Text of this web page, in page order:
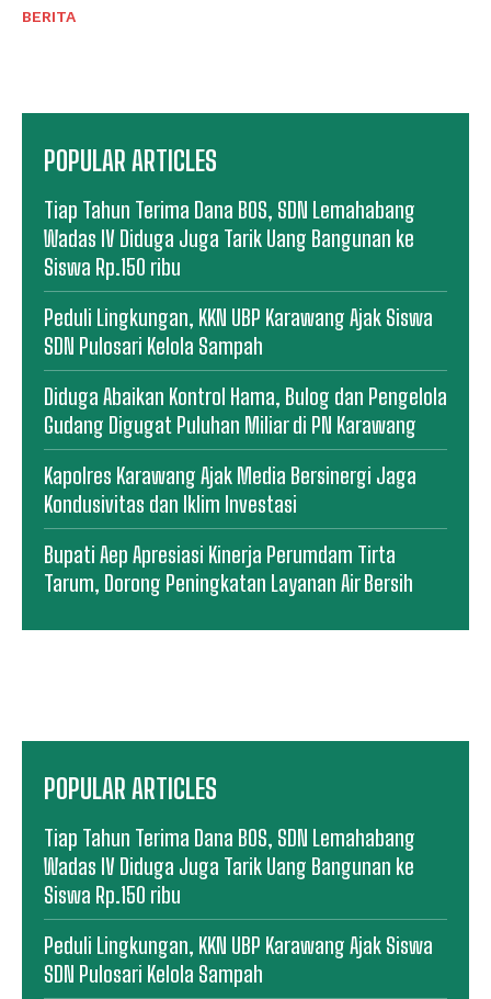
BERITA
POPULAR ARTICLES
Tiap Tahun Terima Dana BOS, SDN Lemahabang
Wadas IV Diduga Juga Tarik Uang Bangunan ke
Siswa Rp.150 ribu
Peduli Lingkungan, KKN UBP Karawang Ajak Siswa
SDN Pulosari Kelola Sampah
Diduga Abaikan Kontrol Hama, Bulog dan Pengelola
Gudang Digugat Puluhan Miliar di PN Karawang
Kapolres Karawang Ajak Media Bersinergi Jaga
Kondusivitas dan Iklim Investasi
Bupati Aep Apresiasi Kinerja Perumdam Tirta
Tarum, Dorong Peningkatan Layanan Air Bersih
POPULAR ARTICLES
Tiap Tahun Terima Dana BOS, SDN Lemahabang
Wadas IV Diduga Juga Tarik Uang Bangunan ke
Siswa Rp.150 ribu
Peduli Lingkungan, KKN UBP Karawang Ajak Siswa
SDN Pulosari Kelola Sampah